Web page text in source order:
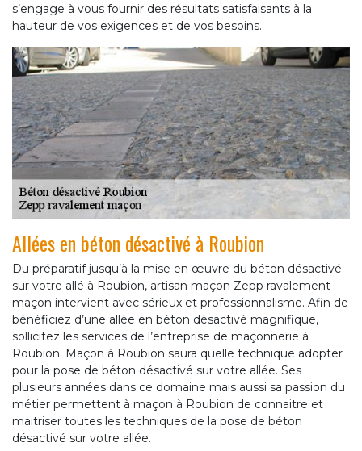
s’engage à vous fournir des résultats satisfaisants à la
hauteur de vos exigences et de vos besoins.
Allées en béton désactivé à Roubion
Du préparatif jusqu’à la mise en œuvre du béton désactivé
sur votre allé à Roubion, artisan maçon Zepp ravalement
maçon intervient avec sérieux et professionnalisme. Afin de
bénéficiez d’une allée en béton désactivé magnifique,
sollicitez les services de l’entreprise de maçonnerie à
Roubion. Maçon à Roubion saura quelle technique adopter
pour la pose de béton désactivé sur votre allée. Ses
plusieurs années dans ce domaine mais aussi sa passion du
métier permettent à maçon à Roubion de connaitre et
maitriser toutes les techniques de la pose de béton
désactivé sur votre allée.